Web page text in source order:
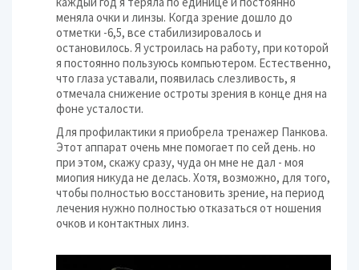
меняла очки и линзы. Когда зрение дошло до
отметки -6,5, все стабилизировалось и
остановилось. Я устроилась на работу, при которой
я постоянно пользуюсь компьютером. Естественно,
что глаза уставали, появилась слезливость, я
отмечала снижение остроты зрения в конце дня на
фоне усталости.
Для профилактики я приобрела тренажер Панкова.
Этот аппарат очень мне помогает по сей день. но
при этом, скажу сразу, чуда он мне не дал - моя
миопия никуда не делась. Хотя, возможно, для того,
чтобы полностью восстановить зрение, на период
лечения нужно полностью отказаться от ношения
очков и контактных линз.